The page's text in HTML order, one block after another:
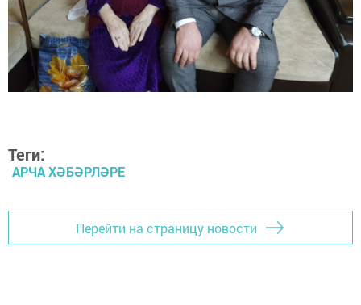
Теги:
АРЧА ХӘБӘРЛӘРЕ
Перейти на страницу новости